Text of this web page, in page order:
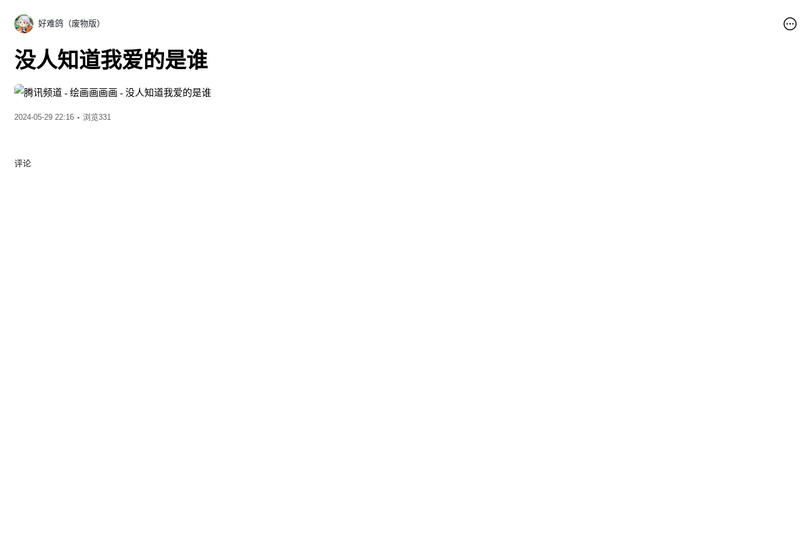
好难鸽（废物版）
没人知道我爱的是谁
2024-05-29 22:16 浏览331
评论